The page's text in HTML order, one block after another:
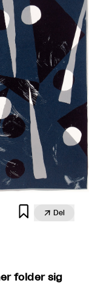
  Del
folder sig